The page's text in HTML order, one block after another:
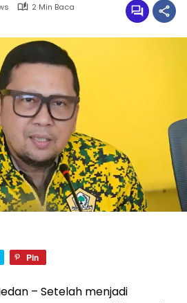
2 Min Baca
Pin
– Setelah menjadi